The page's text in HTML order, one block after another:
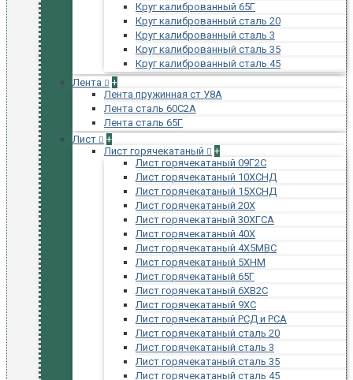
Круг калиброванный 65Г
Круг калиброванный сталь 20
Круг калиброванный сталь 3
Круг калиброванный сталь 35
Круг калиброванный сталь 45
Лента
+
Лента пружинная ст У8А
Лента сталь 60С2А
Лента сталь 65Г
Лист
+
Лист горячекатаный
+
Лист горячекатаный 09Г2С
Лист горячекатаный 10ХСНД
Лист горячекатаный 15ХСНД
Лист горячекатаный 20Х
Лист горячекатаный 30ХГСА
Лист горячекатаный 40Х
Лист горячекатаный 4Х5МВС
Лист горячекатаный 5ХНМ
Лист горячекатаный 65Г
Лист горячекатаный 6ХВ2С
Лист горячекатаный 9ХС
Лист горячекатаный РСД и РСА
Лист горячекатаный сталь 20
Лист горячекатаный сталь 3
Лист горячекатаный сталь 35
Лист горячекатаный сталь 45